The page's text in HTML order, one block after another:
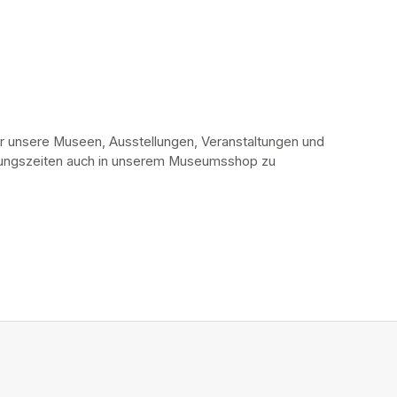
Museen, Ausstellungen, Veranstaltungen und
auch in unserem Museumsshop zu